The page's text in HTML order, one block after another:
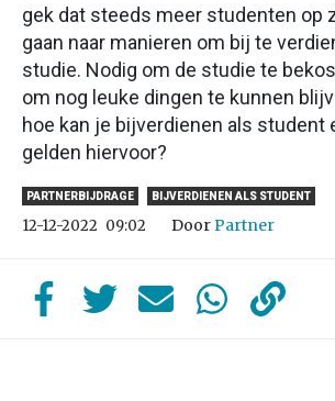
gek dat steeds meer studenten op
gaan naar manieren om bij te
studie. Nodig om de studie te
om nog leuke dingen te kunnen
hoe kan je bijverdienen als student
gelden hiervoor?
PARTNERBIJDRAGE BIJVERDIENEN ALS STUDENT
12-12-2022 09:02 DoorPartner